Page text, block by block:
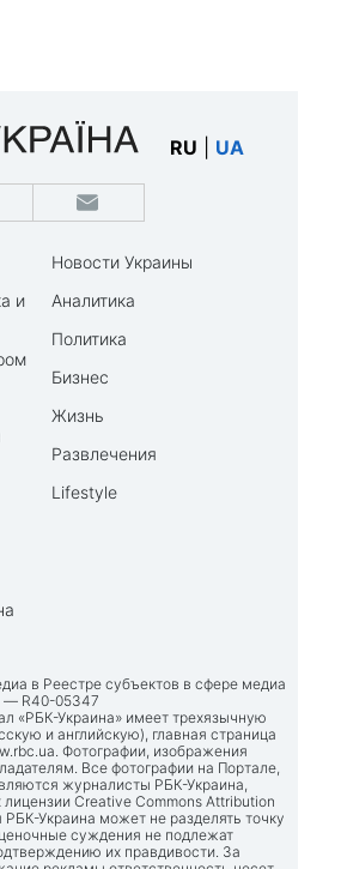
RU UA
и
Новости Украины
Аналитика
Политика
Бизнес
Жизнь
Развлечения
Lifestyle
в Реестре субъектов в сфере медиа
— R40-05347
«РБК-Украина» имеет трехязычную
и английскую), главная страница
. Фотографии, изображения
Все фотографии на Портале,
журналисты РБК-Украина,
Creative Commons Attribution
Украина может не разделять точку
суждения не подлежат
их правдивости. За